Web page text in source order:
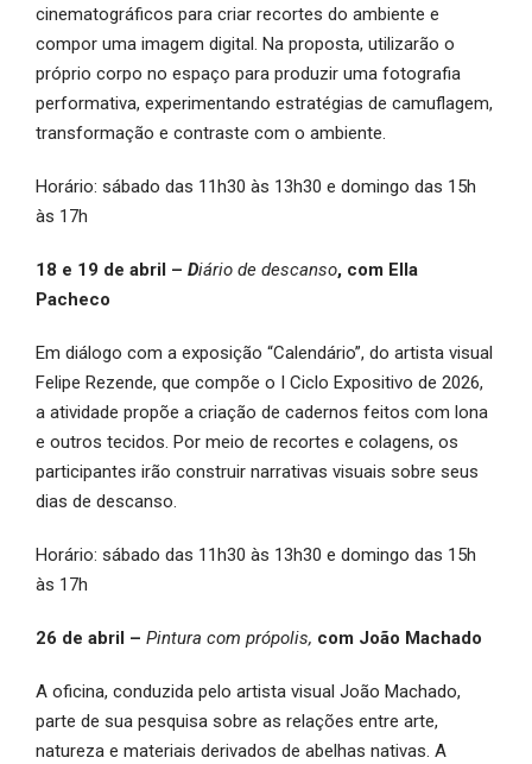
cinematográficos para criar recortes do ambiente e
compor uma imagem digital. Na proposta, utilizarão o
próprio corpo no espaço para produzir uma fotografia
performativa, experimentando estratégias de camuflagem,
transformação e contraste com o ambiente.
Horário: sábado das 11h30 às 13h30 e domingo das 15h
às 17h
18 e 19 de abril – Diário de descanso, com Ella
Pacheco
Em diálogo com a exposição “Calendário”, do artista visual
Felipe Rezende, que compõe o I Ciclo Expositivo de 2026,
a atividade propõe a criação de cadernos feitos com lona
e outros tecidos. Por meio de recortes e colagens, os
participantes irão construir narrativas visuais sobre seus
dias de descanso.
Horário: sábado das 11h30 às 13h30 e domingo das 15h
às 17h
26 de abril – Pintura com própolis, com João Machado
A oficina, conduzida pelo artista visual João Machado,
parte de sua pesquisa sobre as relações entre arte,
natureza e materiais derivados de abelhas nativas. A